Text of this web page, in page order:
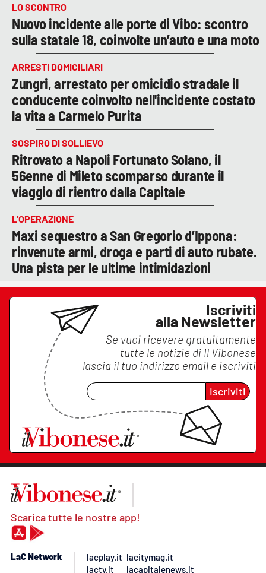
LO SCONTRO
Nuovo incidente alle porte di Vibo: scontro
sulla statale 18, coinvolte un’auto e una moto
ARRESTI DOMICILIARI
Zungri, arrestato per omicidio stradale il
conducente coinvolto nell'incidente costato
la vita a Carmelo Purita
SOSPIRO DI SOLLIEVO
Ritrovato a Napoli Fortunato Solano, il
56enne di Mileto scomparso durante il
viaggio di rientro dalla Capitale
L’OPERAZIONE
Maxi sequestro a San Gregorio d’Ippona:
rinvenute armi, droga e parti di auto rubate.
Una pista per le ultime intimidazioni
Iscriviti
alla Newsletter
Se vuoi ricevere gratuitamente
tutte le notizie di Il Vibonese
lascia il tuo indirizzo email e iscriviti
Iscriviti
Scarica tutte le nostre app!
LaC Network
lacplay.it
lactv.it
lacitymag.it
lacapitalenews.it